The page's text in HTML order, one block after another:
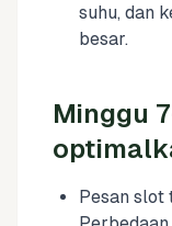
suhu, dan
besar.
Minggu
Pesan slot